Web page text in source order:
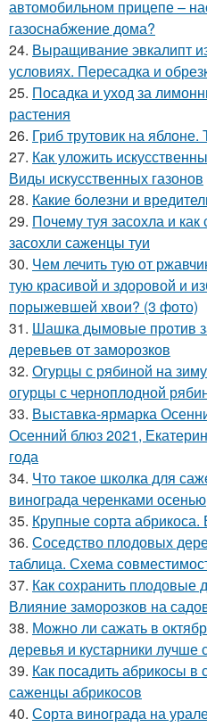
автомобильном прицепе –
газоснабжение дома?
24. Выращивание эвкалипт
условиях. Пересадка и
25. Посадка и уход за
растения
26. Гриб трутовик на
27. Как уложить
Виды искусственных газонов
28. Какие болезни и
29. Почему туя засохла и
засохли саженцы туи
30. Чем лечить тую от
тую красивой и здоровой и
порыжевшей хвои? (3 фото)
31. Шашка дымовые против
деревьев от заморозков
32. Огурцы с рябиной на
огурцы с черноплодной
33. Выставка-ярмарка
Осенний блюз 2021,
года
34. Что такое школка для
винограда черенками осенью
35. Крупные сорта
36. Соседство плодовых
таблица. Схема
37. Как сохранить плодовые
Влияние заморозков на
38. Можно ли сажать в
деревья и кустарники
39. Как посадить абрикосы
саженцы абрикосов
40. Сорта винограда на